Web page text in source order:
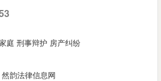
庭 刑事辩护 房产纠纷
然韵法律信息网